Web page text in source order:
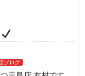
ブログ